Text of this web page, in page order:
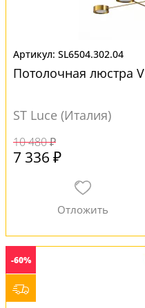
SL6504.302.04
Потолочная люстра
ST Luce (Италия)
10 480 ₽
7 336 ₽
-60%